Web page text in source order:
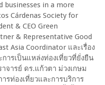
businesses in a more
Cárdenas Society for
& CEO Green
& Representative Good
Asia Coordinator และเรื่อง
การเป็นแหล่งท่องเที่ยวที่ยั่งยืน
จารย์ ดร.แก้วตา ม่วงเกษม
รท่องเที่ยวและการบริการ